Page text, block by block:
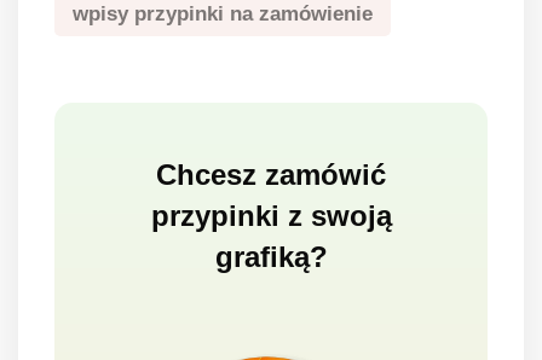
wpisy przypinki na zamówienie
Chcesz zamówić
przypinki z swoją
grafiką?